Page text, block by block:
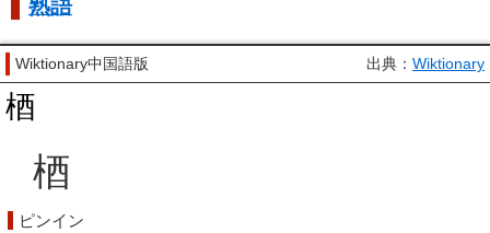
熟語
Wiktionary中国語版 出典： Wiktionary
梄
梄
ピンイン